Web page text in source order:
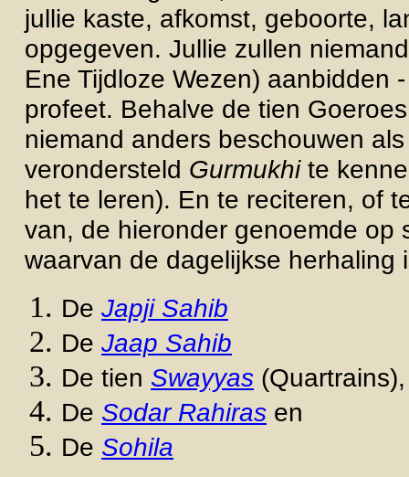
jullie kaste, afkomst, geboorte,
opgegeven. Jullie zullen
Ene Tijdloze Wezen) aanbidden
profeet. Behalve de tien
niemand anders beschouwen
verondersteld Gurmukhite
het te leren). En te reciteren, of
van, de hieronder genoemde op
waarvan de dagelijkse herhaling
De Japji Sahib
De Jaap Sahib
De tien Swayyas
De Sodar Rahiras en
De Sohila